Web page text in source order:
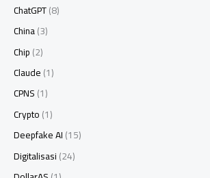
ChatGPT(8)
China(3)
Chip(2)
Claude(1)
CPNS(1)
Crypto(1)
Deepfake AI(15)
Digitalisasi(24)